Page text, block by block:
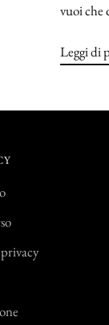
vuoi che
Leggi di